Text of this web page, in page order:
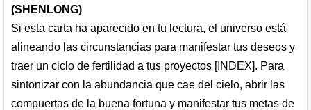
(SHENLONG)
Si esta carta ha aparecido en tu lectura, el universo está
alineando las circunstancias para manifestar tus deseos y
traer un ciclo de fertilidad a tus proyectos [INDEX]. Para
sintonizar con la abundancia que cae del cielo, abrir las
compuertas de la buena fortuna y manifestar tus metas de